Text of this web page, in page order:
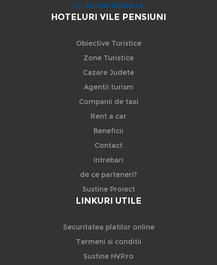
contact@hvp.ro
HOTELURI VILE PENSIUNI
Obiective Turistice
Zone Turistice
Cazare Judete
Agentii turism
Companii de taxi
Rent a car
Beneficii
Contact
Intrebari
de ce parteneri?
Sustine Proiect
LINKURI UTILE
Securitatea platilor online
Termeni si conditii
Sustine HVP.ro